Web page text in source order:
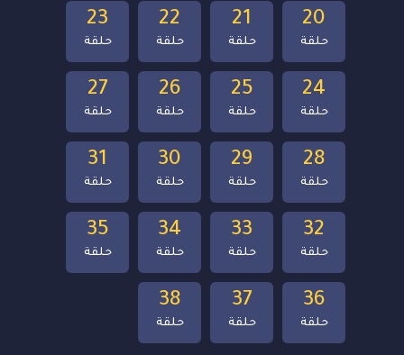
38
حلقة
37
حلقة
36
حلقة
35
حلقة
34
حلقة
33
حلقة
32
حلقة
31
حلقة
30
حلقة
29
حلقة
28
حلقة
27
حلقة
26
حلقة
25
حلقة
24
حلقة
23
حلقة
22
حلقة
21
حلقة
20
حلقة